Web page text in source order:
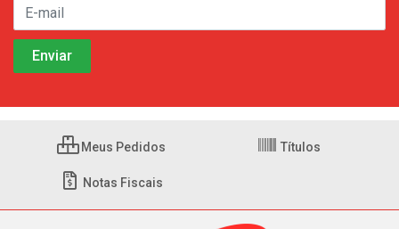
Meus Pedidos Títulos
Notas Fiscais